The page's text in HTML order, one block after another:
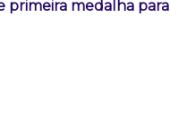
primeira medalha